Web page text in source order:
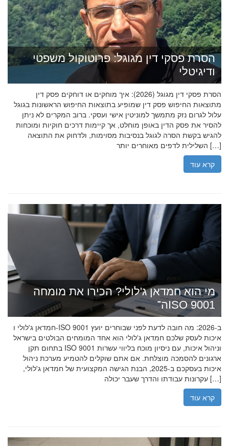
הסרת פסקי דין מגוגל: פרוטוקול משפטי
ודיגיטלי
הסרת פסקי דין מגוגל (2026): איך מוחקים או דוחקים פסק דין
מתוצאות החיפוש פסק דין שמופיע בתוצאות החיפוש הראשונות בגוגל
עלול לגרום נזק מתמשך למוניטין אישי ועסקי. ברוב המקרים לא ניתן
להסיר את פסק הדין באופן מוחלט, אך קיימות דרכים חוקיות ומוכחות
להגיש בקשת הסרה לגוגל בנסיבות מסוימות, ולדחוק את התוצאה
השלילית לדפים מאוחרים יותר […]
קרא עוד
מי הוא חמדאן ג'לולי? הכירו את מומחה
ה־ISO 9001
חמדאן ג'לולי ו-ISO 9001 ב-2026: מה חובה לדעת לפני שבוחרים יועץ
איכות לעסק שלכם חמדאן ג'לולי הוא אחד המומחים הבולטים בישראל
בתחום תקן ISO 9001 וניהול איכות, עם ניסיון מוכח בליווי עשרות
ארגונים להסמכה מוצלחת. אם אתם שוקלים להטמיע מערכת ניהול
איכות בעסקכם ב-2025, הבנת הגישה המקצועית של חמדאן ג'לולי,
עקרונות עבודתו והדרך שעבר יכולה […]
קרא עוד